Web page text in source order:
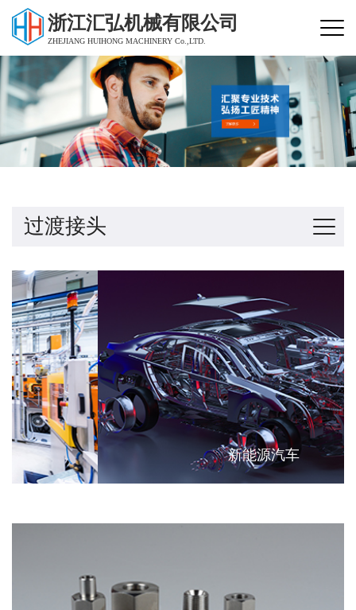
浙江汇弘机械有限公司
ZHEJIANG HUIHONG MACHINERY Co.,LTD.
过渡接头
新能源汽车